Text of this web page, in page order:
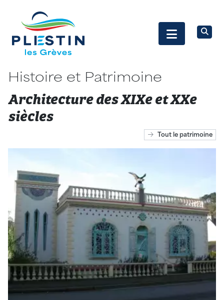
Histoire et Patrimoine
Architecture des XIXe et XXe
siècles
Tout le patrimoine